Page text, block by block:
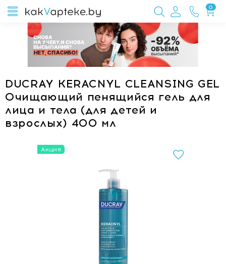
0
DUCRAY KERACNYL CLEANSING GEL
Очищающий пенящийся гель для
лица и тела (для детей и
взрослых) 400 мл
Акция